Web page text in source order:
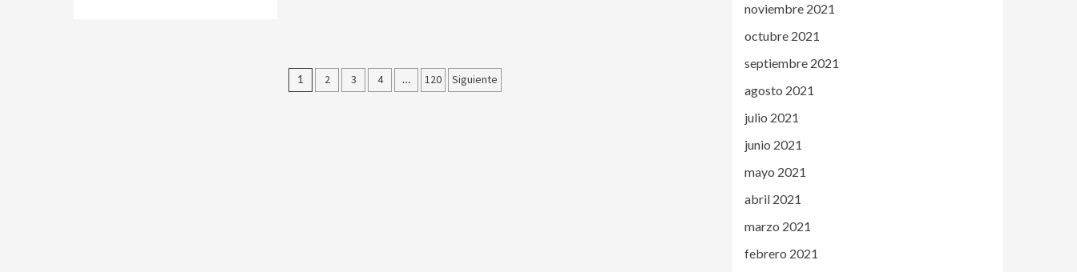
Paginación
1 2 3 4 … 120 Siguiente
noviembre 2021
octubre 2021
septiembre 2021
agosto 2021
julio 2021
junio 2021
mayo 2021
abril 2021
marzo 2021
febrero 2021